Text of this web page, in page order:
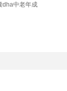
dha中老年成